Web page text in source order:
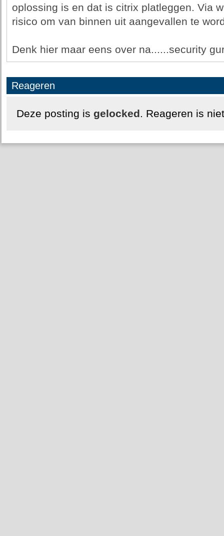
oplossing is en dat is citrix platleggen. Via
risico om van binnen uit aangevallen te
Denk hier maar eens over na......security
Reageren
Deze posting is gelocked. Reageren is